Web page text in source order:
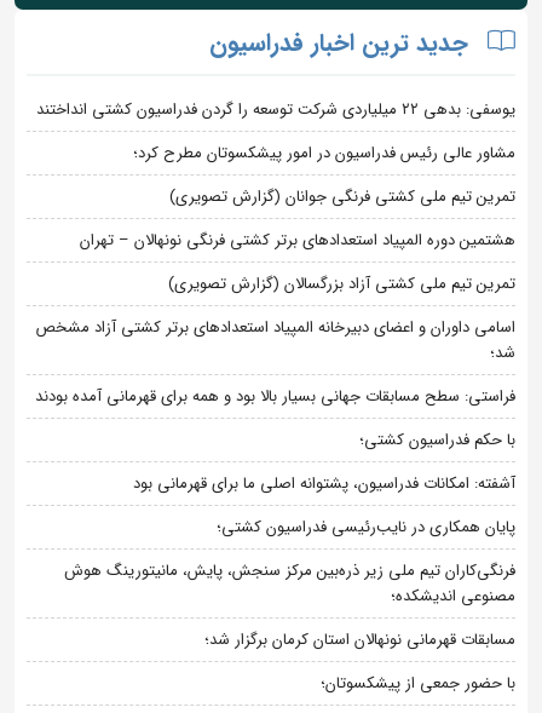
جدید ترین اخبار فدراسیون
یوسفی: بدهی ۲۲ میلیاردی شرکت توسعه را گردن فدراسیون کشتی انداختند
مشاور عالی رئیس فدراسیون در امور پیشکسوتان مطرح کرد؛
تمرین تیم ملی کشتی فرنگی جوانان (گزارش تصویری)
هشتمین دوره المپیاد استعدادهای برتر کشتی فرنگی نونهالان – تهران
تمرین تیم ملی کشتی آزاد بزرگسالان (گزارش تصویری)
اسامی داوران و اعضای دبیرخانه المپیاد استعدادهای برتر کشتی آزاد مشخص
شد؛
فراستی: سطح مسابقات جهانی بسیار بالا بود و همه برای قهرمانی آمده بودند
با حکم فدراسیون کشتی؛
آشفته: امکانات فدراسیون، پشتوانه اصلی ما برای قهرمانی بود
پایان همکاری در نایب‌رئیسی فدراسیون کشتی؛
فرنگی‌کاران تیم ملی زیر ذره‌بین مرکز سنجش، پایش، مانیتورینگ هوش
مصنوعی اندیشکده؛
مسابقات قهرمانی نونهالان استان کرمان برگزار شد؛
با حضور جمعی از پیشکسوتان؛